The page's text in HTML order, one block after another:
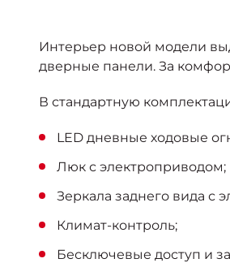
Интерьер новой модели
дверные панели. За
В стандартную
LED дневные ходовые
Люк с электроприводом;
Зеркала заднего вида с
Климат-контроль;
Бесключевые доступ и